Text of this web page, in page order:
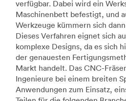
verfügbar. Dabei wird ein
Maschinenbett befestigt, und
Werkzeuge kümmern sich
Dieses Verfahren eignet sich
komplexe Designs, da es sich
der genauesten
Markt handelt. Das CNC-
Ingenieure bei einem breiten
Anwendungen zum Einsatz,